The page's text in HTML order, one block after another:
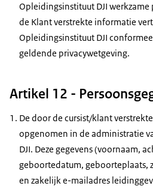
Opleidingsinstituut DJI
de Klant verstrekte informatie
Opleidingsinstituut DJI
geldende privacywetgeving.
Artikel 12 -
De door de cursist/klant
opgenomen in de administratie
DJI. Deze gegevens (voornaam,
geboortedatum, geboorteplaats,
en zakelijk e-mailadres